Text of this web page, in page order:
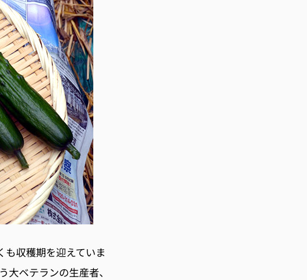
も収穫期を迎えていま
ベテランの生産者、